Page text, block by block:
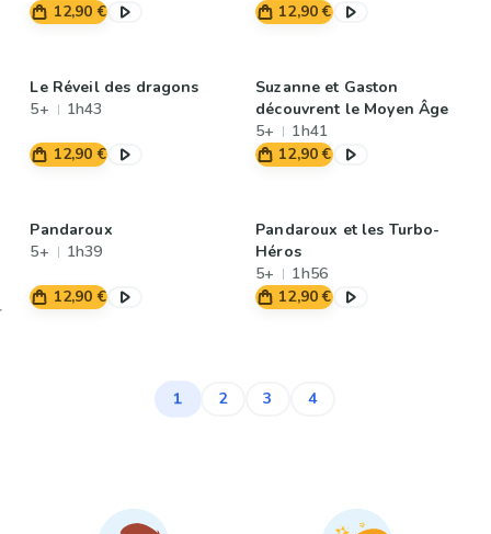
12,90 €
12,90 €
Le Réveil des dragons
5+
1h43
12,90 €
Suzanne et Gaston
découvrent le Moyen Âge
5+
1h41
12,90 €
Pandaroux
5+
1h39
12,90 €
Pandaroux et les Turbo-
Héros
5+
1h56
12,90 €
1 2 3 4